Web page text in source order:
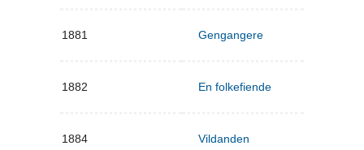
1881 Gengangere
1882 En folkefiende
1884 Vildanden